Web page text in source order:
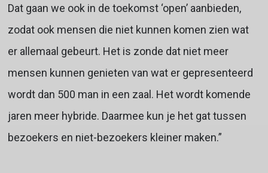
Dat gaan we ook in de toekomst ‘open’ aanbieden,
zodat ook mensen die niet kunnen komen zien wat
er allemaal gebeurt. Het is zonde dat niet meer
mensen kunnen genieten van wat er gepresenteerd
wordt dan 500 man in een zaal. Het wordt komende
jaren meer hybride. Daarmee kun je het gat tussen
bezoekers en niet-bezoekers kleiner maken.”